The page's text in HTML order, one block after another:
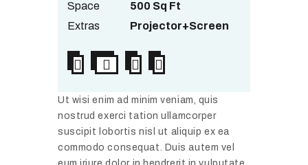
Ut wisi enim ad minim veniam, quis
nostrud exerci tation ullamcorper
suscipit lobortis nisl ut aliquip ex ea
commodo consequat. Duis autem vel
Space
500 Sq Ft
Extras
Projector+Screen